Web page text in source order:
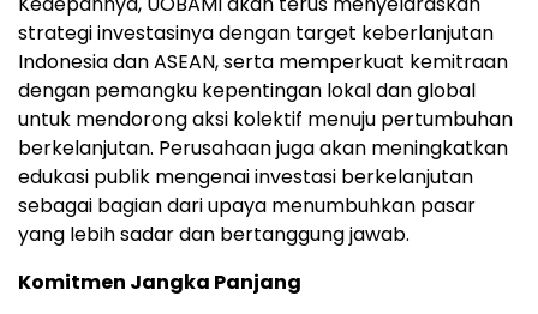
strategi investasinya dengan target keberlanjutan
Indonesiadan ASEAN, serta memperkuat kemitraan
dengan pemangku kepentingan lokal dan global
untuk mendorong aksi kolektif menuju pertumbuhan
berkelanjutan. Perusahaan juga akan meningkatkan
edukasi publik mengenai investasi berkelanjutan
sebagai bagian dari upaya menumbuhkan pasar
yang lebih sadar dan bertanggung jawab.
Komitmen Jangka Panjang